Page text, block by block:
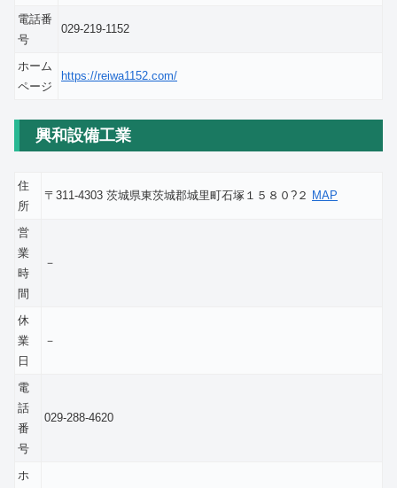
電話番
号
029-219-1152
ホーム
ページ
https://reiwa1152.com/
興和設備工業
住
所
〒311-4303 茨城県東茨城郡城里町石塚１５８０?２ MAP
営
業
時
間
－
休
業
日
－
電
話
番
号
029-288-4620
ホ